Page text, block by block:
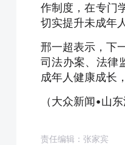
作制度，在专门
切实提升未成年
邢一超表示，下
司法办案、法律
成年人健康成长
（大众新闻•山
责任编辑：张家宾